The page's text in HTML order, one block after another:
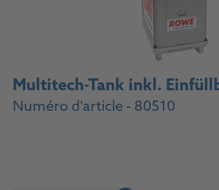
Multitech-Tank inkl.
Numéro d'article - 80510